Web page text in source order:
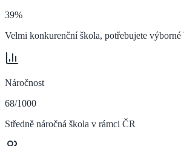
39%
Velmi konkurenční škola, potřebujete výborné
Náročnost
68/1000
Středně náročná škola v rámci ČR